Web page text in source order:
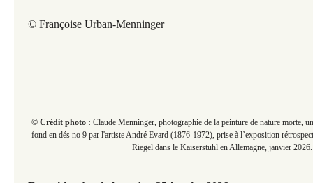
© Françoise Urban-Menninger
© Crédit photo : Claude Menninger, photographie de la peinture de nature morte,
fond en dés no 9 par l'artiste André Evard (1876-1972), prise à l’exposition
Riegel dans le Kaiserstuhl en Allemagne, janvier 2026.